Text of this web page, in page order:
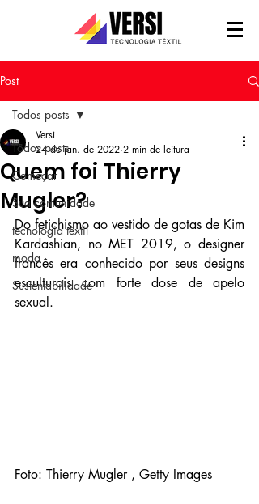
Post
Todos posts
Começar
Sua comunidade
tecnologia têxtil
moda
Sustentabilidade
Todos posts
Quem foi Thierry
Mugler?
Versi
24 de jan. de 2022 2 min de leitura
Do fetichismo ao vestido de gotas de Kim
Kardashian, no MET 2019, o designer
francês era conhecido por seus designs
esculturais com forte dose de apelo
sexual.
Foto: Thierry Mugler , Getty Images